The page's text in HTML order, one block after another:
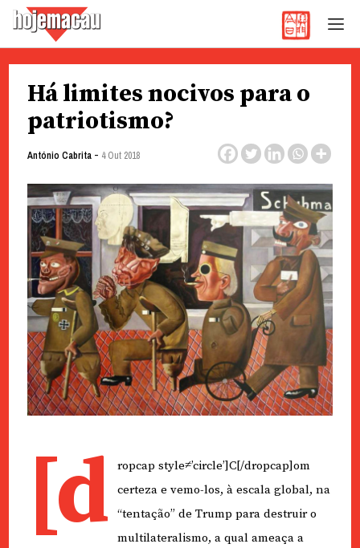
Há limites nocivos para o
patriotismo?
António Cabrita- 4 Out 2018
[d
ropcap style≠’circle’]C[/dropcap]om
certeza e vemo-los, à escala global, na
“tentação” de Trump para destruir o
multilateralismo, a qual ameaça a